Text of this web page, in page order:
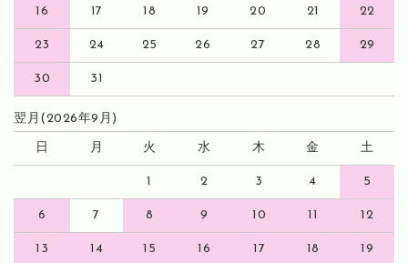
16 17 18 19 20 21 22
23 24 25 26 27 28 29
30 31
翌月(2026年9月)
日 月 火 水 木 金 土
1 2 3 4 5
6 7 8 9 10 11 12
13 14 15 16 17 18 19